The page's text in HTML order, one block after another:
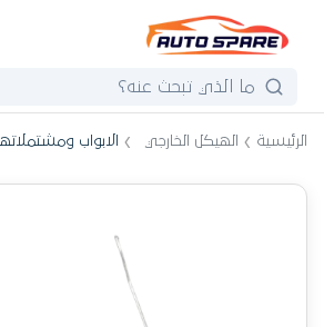
الرئيسية الهيكل الخارجي الابواب ومشتملاتها